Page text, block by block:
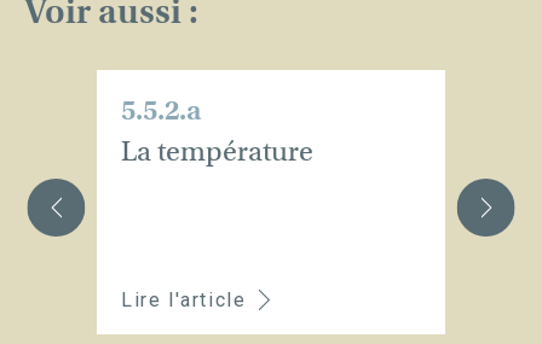
Voir aussi :
5.5.2.a
La température
Lire l'article